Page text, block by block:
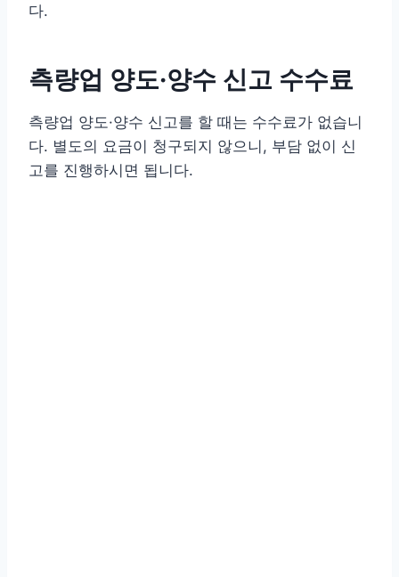
다.
측량업 양도·양수 신고 수수료
측량업 양도·양수 신고를 할 때는 수수료가 없습니
다. 별도의 요금이 청구되지 않으니, 부담 없이 신
고를 진행하시면 됩니다.